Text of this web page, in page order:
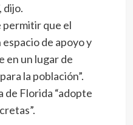
dijo.
permitir que el
de apoyo y
en un lugar de
la población”.
de Florida “adopte